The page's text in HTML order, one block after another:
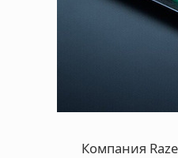
Компания